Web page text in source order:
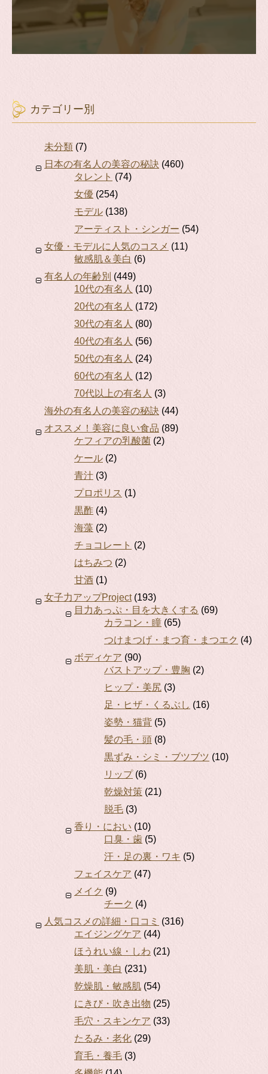
カテゴリー別
未分類 (7)
日本の有名人の美容の秘訣 (460)
タレント (74)
女優 (254)
モデル (138)
アーティスト・シンガー (54)
女優・モデルに人気のコスメ (11)
敏感肌＆美白 (6)
有名人の年齢別 (449)
10代の有名人 (10)
20代の有名人 (172)
30代の有名人 (80)
40代の有名人 (56)
50代の有名人 (24)
60代の有名人 (12)
70代以上の有名人 (3)
海外の有名人の美容の秘訣 (44)
オススメ！美容に良い食品 (89)
ケフィアの乳酸菌 (2)
ケール (2)
青汁 (3)
プロポリス (1)
黒酢 (4)
海藻 (2)
チョコレート (2)
はちみつ (2)
甘酒 (1)
女子力アップProject(193)
目力あっぷ・目を大きくする (69)
カラコン・瞳 (65)
つけまつげ・まつ育・まつエク (4)
ボディケア (90)
バストアップ・豊胸 (2)
ヒップ・美尻 (3)
足・ヒザ・くるぶし (16)
姿勢・猫背 (5)
髪の毛・頭 (8)
黒ずみ・シミ・ブツブツ (10)
リップ(6)
乾燥対策 (21)
脱毛 (3)
香り・におい (10)
口臭・歯 (5)
汗・足の裏・ワキ (5)
フェイスケア (47)
メイク (9)
チーク (4)
人気コスメの詳細・口コミ (316)
エイジングケア (44)
ほうれい線・しわ (21)
美肌・美白 (231)
乾燥肌・敏感肌 (54)
にきび・吹き出物 (25)
毛穴・スキンケア (33)
たるみ・老化 (29)
育毛・養毛 (3)